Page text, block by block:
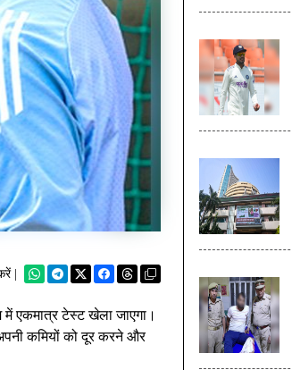
|
एकमात्र टेस्ट खेला जाएगा।
कमियों को दूर करने और